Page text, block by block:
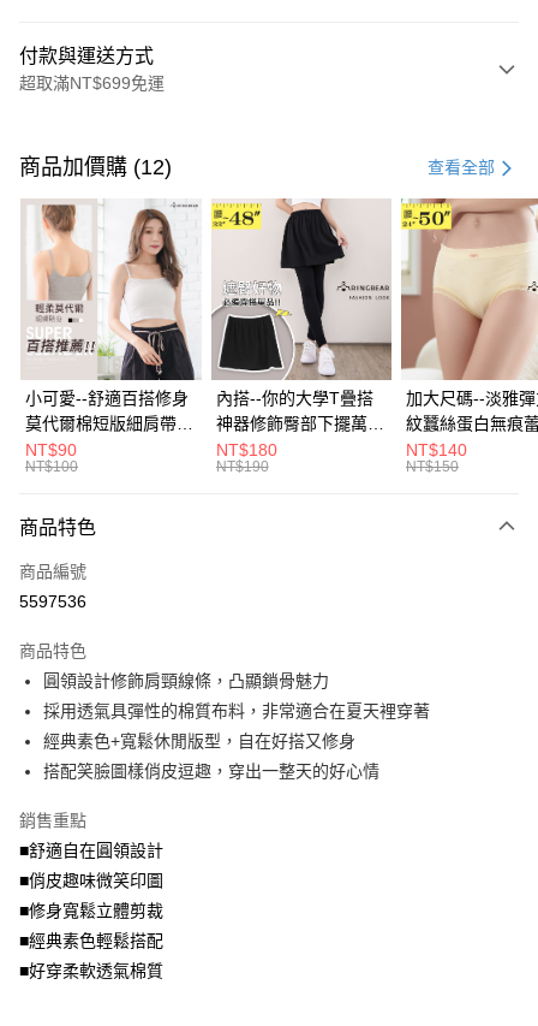
付款與運送方式
超取滿NT$699免運
信用卡一次付款
超商取貨付款
LINE Pay
Apple Pay
街口支付
悠遊付
Google Pay
全盈+PAY
大哥付你分期
【大哥付你分期使用說明】
1.本服務由台灣大哥大提供，台灣大哥大用戶可立即使用無須另外申請。
流程，驗證手機門號後，選擇欲分期的期數、繳款截止日，確認付款後即完
成交易。
3.實際核准額度、可分期數及費用金額請依後續交易確認頁面所載為準。
4.訂單成立30分鐘內，如未前往確認交易或遇審核未通過，訂單將自動取
法說明評估內容。
【繳款方式說明】
醒簡訊。
帳／街口支付／iPASS MONEY」等通路繳費。
【注意事項】
1.本服務係由「台灣大哥大股份有限公司」（以下簡稱本公司）所提供，讓
用戶於交易時，得透過本服務購買商品或服務，並由商店將買賣／分期付款
買賣價金債權讓與本公司後，依約使用本公司帳單繳交帳款。
AFTEE先享後付
【關於「AFTEE先享後付」】
AFTEE先享後付是「在收到商品之後才付款」的支付方式。 讓您購物簡單
便利好安心！
１．簡單：不需註冊會員、不需綁卡、不需儲值。
２．便利：只要手機號碼，簡訊認證，即可結帳。
３．安心：先確認商品／服務後，再付款。
１．於結帳方式選擇「AFTEE先享後付」後，將跳轉至「AFTEE先享後付」
結帳頁面，進行簡訊認證並確認金額後，即可完成結帳。
３．收到繳費通知簡訊後14天內，點擊此簡訊中的連結，可透過四大超商／
ATM／網路銀行／等多元方式進行付款，方視為交易完成。
※ 請注意：結帳手續完成當下不需立刻繳費，但若您需要取消訂單，請聯絡
購買商品的店家。未經商家同意取消之訂單仍視為有效，需透過AFTEE先享
後付繳納相關費用。
ATM付款
全家取貨付款
付款後全家取貨
每筆NT$70，滿NT$699(含以上)免運費
7-11取貨付款
每筆NT$70，滿NT$799(含以上)免運費
商品加價購 (12) 查看全部
小可愛--舒適百搭修身
莫代爾棉短版細肩帶素
色背心(白.黑.灰L-2L)-
U582眼圈熊中大尺碼
NT$90
NT$100
內搭--你的大學T疊搭
神器修飾臀部下擺萬用
內搭裙/遮臀裙(黑2L-
6L)-Q155眼圈熊中大
NT$180
NT$190
加大尺碼--淡雅
紋蠶絲蛋白無痕
角內褲(白.粉.藍.
3L)-L28眼圈熊中
NT$140
NT$150
商品特色
商品編號
5597536
商品特色
圓領設計修飾肩頸線條，凸顯鎖骨魅力
採用透氣具彈性的棉質布料，非常適合在夏天裡穿著
經典素色+寬鬆休閒版型，自在好搭又修身
搭配笑臉圖樣俏皮逗趣，穿出一整天的好心情
銷售重點
■舒適自在圓領設計
■俏皮趣味微笑印圖
■修身寬鬆立體剪裁
■經典素色輕鬆搭配
■好穿柔軟透氣棉質